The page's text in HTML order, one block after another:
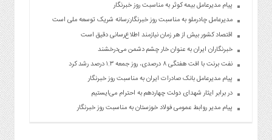
پیام مدیرعامل بیمه کوثر به مناسبت روز خبرنگار
مدیرعامل چادرملو به مناسبت روز خبرنگار:رسانه شریک توسعه ملی است
اقتصاد کشور بیش از هر زمان نیازمند اطلاع‌رسانی دقیق است
خبرنگاران ایران به عنوان خار چشم دشمن می‌درخشند
نفت برنت با افت هفتگی ۸ درصدی، روز جمعه ۱.۳ درصد رشد کرد
پیام مدیرعامل بانک صادرات ایران به مناسبت روز خبرنگار
در برابر ایثار شهدای دولت چهاردهم به احترام می‌ایستیم
پیام مدیر روابط عمومی فولاد خوزستان به مناسبت روز خبرنگار